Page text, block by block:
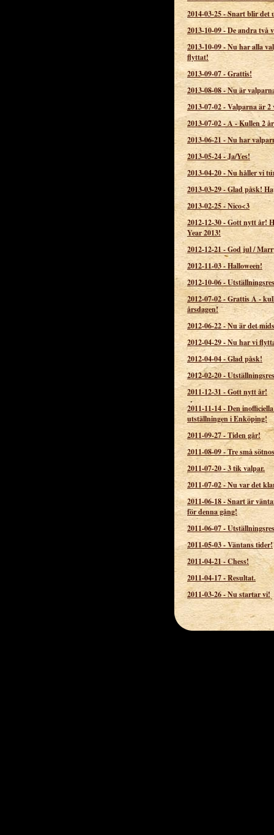
2014-03-25-Snart blir det
2013-10-09-De andra två
2013-10-09-Nu har alla
flyttat!
2013-09-07-Grattis!
2013-08-08-Nu är
2013-07-02-Valparna är 2
2013-07-02-A - Kullen 2
2013-06-21-Nu har
2013-05-24-Ja/Yes!
2013-04-20-Nu håller vi
2013-03-29-Glad påsk!
2013-02-25-Nico<3
2012-12-30-Gott nytt år!
Year 2013!
2012-12-21-God jul /
2012-11-03-Halloween!
2012-10-06-
2012-07-02-Grattis A -
årsdagen!
2012-06-22-Nu är det
2012-04-29-Nu har vi
2012-04-04-Glad påsk!
2012-02-20-
2011-12-31-Gott nytt år!
2011-11-14-Den
utställningen i Enköping!
2011-09-27-Tiden går!
2011-08-09-Tre små
2011-07-20-3 tik valpar.
2011-07-02-Nu var det
2011-06-18-Snart är
för denna gång!
2011-06-07-
2011-05-03-Väntans tider!
2011-04-21-Chess!
2011-04-17-Resultat.
2011-03-26-Nu startar vi!